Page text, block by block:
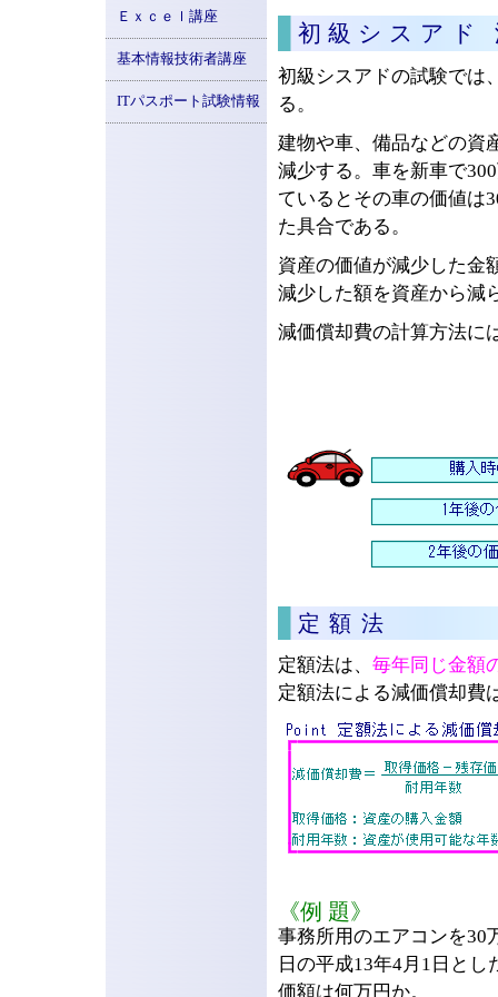
初級シスアド
初級シスアドの試験では
る。
建物や車、備品などの資
減少する。車を新車で
ているとその車の価値は
た具合である。
資産の価値が減少した金
減少した額を資産から減
減価償却費の計算方法に
定額法
定額法は、 毎年同じ金額
定額法による減価償却費
《例 題》
事務所用のエアコンを30
日の平成13年4月1日と
価額は何万円か。
Ｅｘｃｅｌ講座
基本情報技術者講座
ITパスポート試験情報